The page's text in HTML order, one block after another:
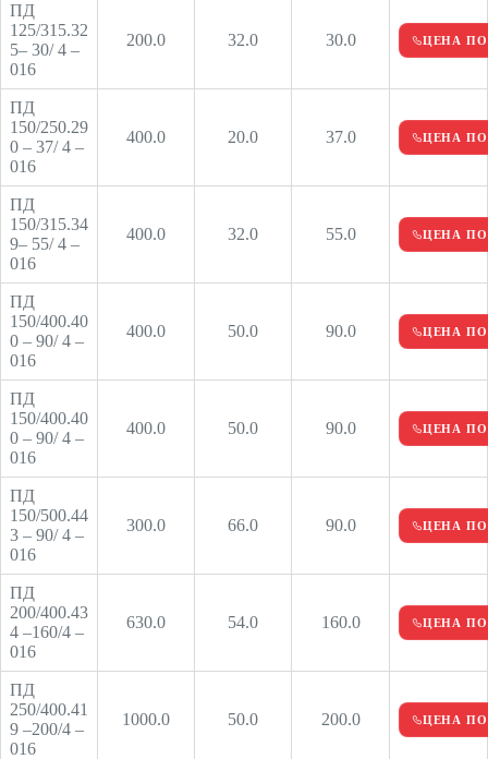
ПД
125/315.32
5– 30/ 4 –
016
200.0 32.0 30.0 ЦЕНА
ПД
150/250.29
0 – 37/ 4 –
016
400.0 20.0 37.0 ЦЕНА
ПД
150/315.34
9– 55/ 4 –
016
400.0 32.0 55.0 ЦЕНА
ПД
150/400.40
0 – 90/ 4 –
016
400.0 50.0 90.0 ЦЕНА
ПД
150/400.40
0 – 90/ 4 –
016
400.0 50.0 90.0 ЦЕНА
ПД
150/500.44
3 – 90/ 4 –
016
300.0 66.0 90.0 ЦЕНА
ПД
200/400.43
4 –160/4 –
016
630.0 54.0 160.0 ЦЕНА
ПД
250/400.41
9 –200/4 –
016
1000.0 50.0 200.0 ЦЕНА